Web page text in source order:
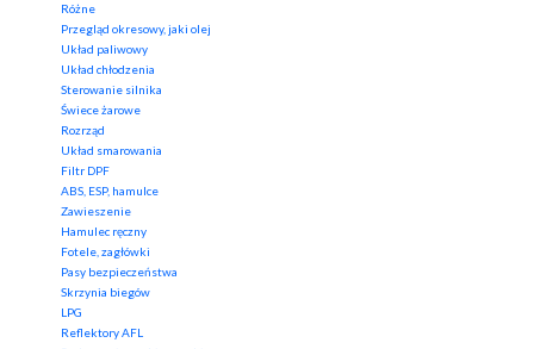
Różne
Przegląd okresowy, jaki olej
Układ paliwowy
Układ chłodzenia
Sterowanie silnika
Świece żarowe
Rozrząd
Układ smarowania
Filtr DPF
ABS, ESP, hamulce
Zawieszenie
Hamulec ręczny
Fotele, zagłówki
Pasy bezpieczeństwa
Skrzynia biegów
LPG
Reflektory AFL